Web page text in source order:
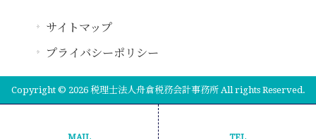
サイトマップ
プライバシーポリシー
Copyright © 2026 税理士法人舟倉税務会計事務所 All rights Reserved.